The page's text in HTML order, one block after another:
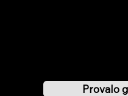
Provalo